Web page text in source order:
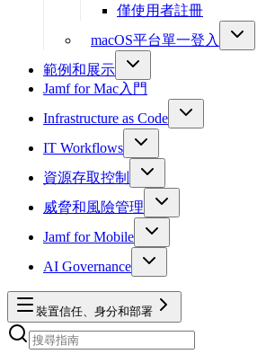
僅使用者註冊
macOS平台單一登入
範例和展示
Jamf for Mac入門
Infrastructure as Code
IT Workflows
資源存取控制
威脅和風險管理
Jamf for Mobile
AI Governance
裝置信任、身分和部署